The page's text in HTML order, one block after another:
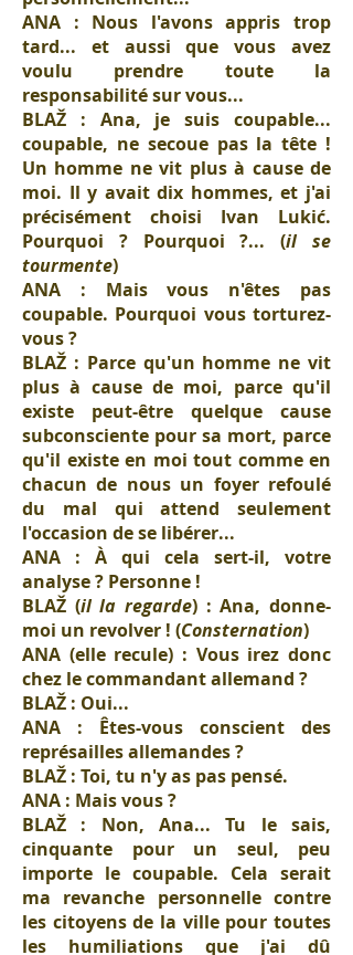
ANA : Nous l'avons appris trop
tard... et aussi que vous avez
voulu prendre toute la
responsabilité sur vous...
BLAŽ : Ana, je suis coupable...
coupable, ne secoue pas la tête !
Un homme ne vit plus à cause de
moi. Il y avait dix hommes, et j'ai
précisément choisi Ivan Lukić.
Pourquoi ? Pourquoi ?... (il se
tourmente)
ANA : Mais vous n'êtes pas
coupable. Pourquoi vous torturez-
vous ?
BLAŽ : Parce qu'un homme ne vit
plus à cause de moi, parce qu'il
existe peut-être quelque cause
subconsciente pour sa mort, parce
qu'il existe en moi tout comme en
chacun de nous un foyer refoulé
du mal qui attend seulement
l'occasion de se libérer...
ANA : À qui cela sert-il, votre
analyse ? Personne !
BLAŽ (il la regarde) : Ana, donne-
moi un revolver ! (Consternation)
ANA (elle recule) : Vous irez donc
chez le commandant allemand ?
BLAŽ : Oui...
ANA : Êtes-vous conscient des
représailles allemandes ?
BLAŽ : Toi, tu n'y as pas pensé.
ANA : Mais vous ?
BLAŽ : Non, Ana... Tu le sais,
cinquante pour un seul, peu
importe le coupable. Cela serait
ma revanche personnelle contre
les citoyens de la ville pour toutes
les humiliations que j'ai dû